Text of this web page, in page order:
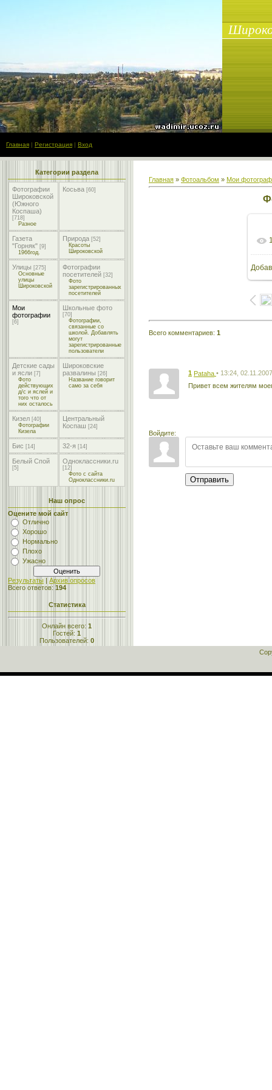
Главная | Регистрация | Вход
Категории раздела
Фотографии
Широковской
(Южного
Коспаша)
[718]
Разное
Косьва [60]
Газета
"Горняк" [9]
1966год.
Природа [52]
Красоты
Широковской
Улицы [275]
Основные
улицы
Широковской
Фотографии
посетителей [32]
Фото
зарегистрированных
посетителей
Мои
фотографии
[6]
Школьные фото
[70]
Фотографии,
связанные со
школой. Добавлять
могут
зарегистрированные
пользователи
Детские сады
и ясли [7]
Фото
действующих
д/с и яслей и
того что от
них осталось
Широковские
развалины [26]
Название говорит
само за себя
Кизел [40]
Фотографии
Кизела
Центральный
Коспаш [24]
Бис [14] 32-я [14]
Белый Спой
[5]
Одноклассники.ru
[12]
Фото с сайта
Одноклассники.ru
Наш опрос
Оцените мой сайт
Отлично
Хорошо
Нормально
Плохо
Ужасно
Результаты | Архив опросов
Всего ответов: 194
Статистика
Онлайн всего: 1
Гостей: 1
Пользователей: 0
Главная » Фотоальбом » Мои
Всего комментариев: 1
1 Pataha • 13:24, 02.11.2007
Привет всем жителям
Войдите:
Отправить